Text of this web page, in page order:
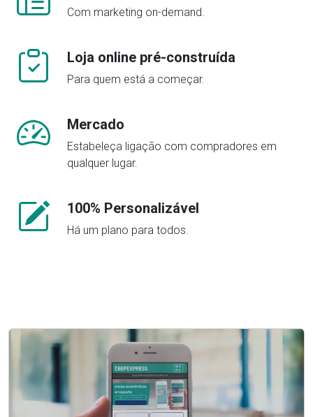
Com marketing on-demand.
Loja online pré-construída
Para quem está a começar.
Mercado
Estabeleça ligação com compradores em
qualquer lugar.
100% Personalizável
Há um plano para todos.